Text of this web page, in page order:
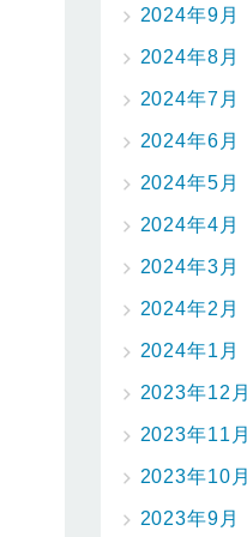
2024年9月
2024年8月
2024年7月
2024年6月
2024年5月
2024年4月
2024年3月
2024年2月
2024年1月
2023年12月
2023年11月
2023年10月
2023年9月